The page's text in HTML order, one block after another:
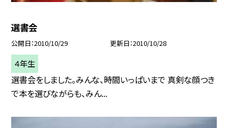
選書会
公開日 2010/10/29 更新日 2010/10/28
４年生
選書会をしました。みんな、時間いっぱいまで 真剣な顔つき
で本を選びながらも、みん...